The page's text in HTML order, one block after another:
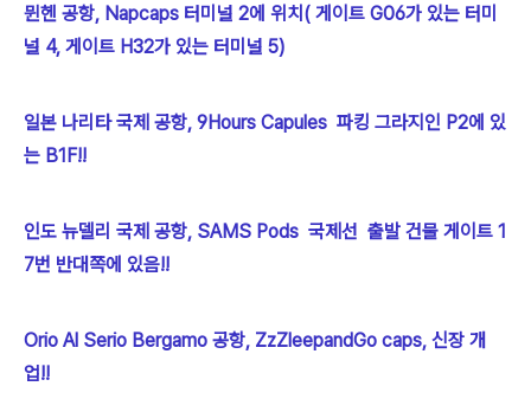
뮌헨 공항, Napcaps 터미널 2에 위치( 게이트 G06가 있는 터미
널 4, 게이트 H32가 있는 터미널 5)
일본 나리타 국제 공항, 9Hours Capules 파킹 그라지인 P2에 있
는 B1F!!
인도 뉴델리 국제 공항, SAMS Pods 국제선 출발 건물 게이트 1
7번 반대쪽에 있음!!
Orio Al Serio Bergamo 공항, ZzZleepandGo caps, 신장 개
업!!